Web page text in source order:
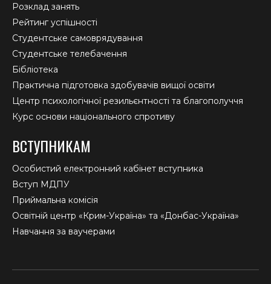
Розклад занять
Рейтинг успішності
Студентське самоврядування
Студентське телебачення
Бібліотека
Практична підготовка здобувачів вищої освіти
Центр психологічної резильєнтності та благополуччя
Курс основи національного спротиву
ВСТУПНИКАМ
Особистий електронний кабінет вступника
Вступ МДПУ
Приймальна комісія
Освітній центр «Крим-Україна» та «Донбас-Україна»
Навчання за ваучерами